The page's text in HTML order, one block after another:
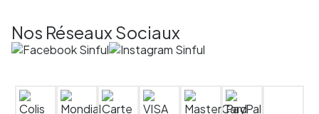
Nos Réseaux Sociaux